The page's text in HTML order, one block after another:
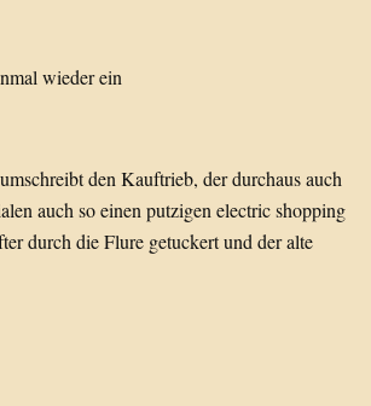
wieder ein
den Kauftrieb, der durchaus auch
auch so einen putzigen electric shopping
durch die Flure getuckert und der alte